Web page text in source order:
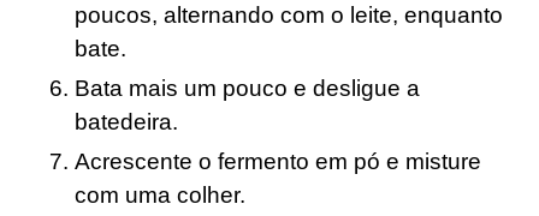
poucos, alternando com o leite, enquanto
bate.
Bata mais um pouco e desligue a
batedeira.
Acrescente o fermento em pó e misture
com uma colher.